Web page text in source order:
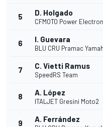
5 D. Holgado
CFMOTO Power
6 I. Guevara
BLU CRU Pramac
7 C. Vietti Ramus
SpeedRS Team
8 A. López
ITALJET Gresini Moto2
9 A. Ferrández